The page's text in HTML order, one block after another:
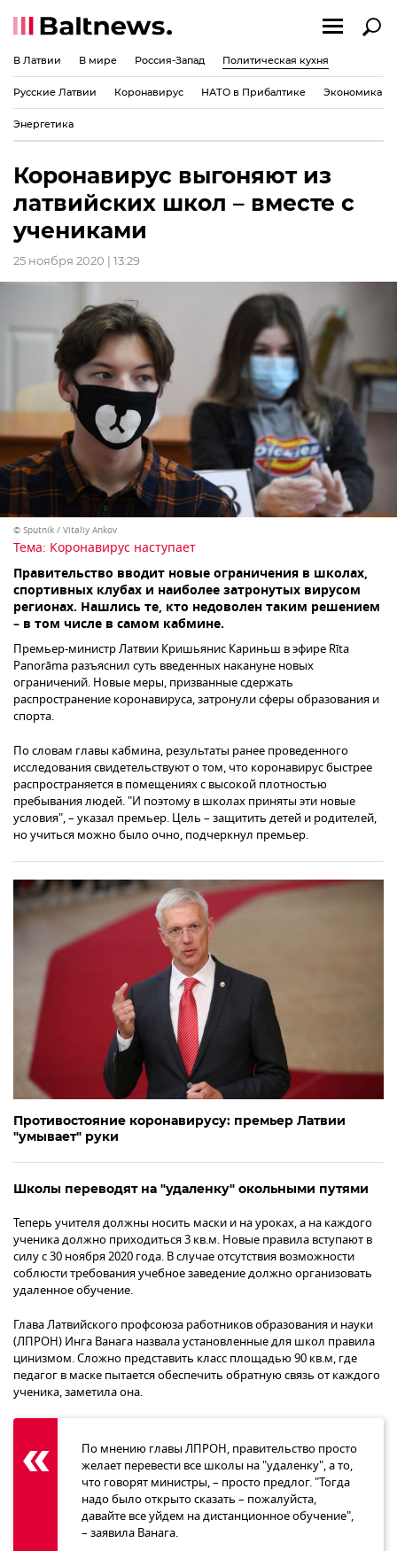
В Латвии В мире Россия-Запад Политическая кухня
Русские Латвии Коронавирус НАТО в Прибалтике Экономика
Энергетика
Коронавирус выгоняют из
латвийских школ – вместе с
учениками
25 ноября 2020 | 13:29
© Sputnik / Vitaliy Ankov
Тема: Коронавирус наступает
Правительство вводит новые ограничения в школах,
спортивных клубах и наиболее затронутых вирусом
регионах. Нашлись те, кто недоволен таким решением
– в том числе в самом кабмине.
Премьер-министр Латвии Кришьянис Кариньш в эфире Rīta
Panorāma разъяснил суть введенных накануне новых
ограничений. Новые меры, призванные сдержать
распространение коронавируса, затронули сферы образования и
спорта.
По словам главы кабмина, результаты ранее проведенного
исследования свидетельствуют о том, что коронавирус быстрее
распространяется в помещениях с высокой плотностью
пребывания людей. "И поэтому в школах приняты эти новые
условия", – указал премьер. Цель – защитить детей и родителей,
но учиться можно было очно, подчеркнул премьер.
Противостояние коронавирусу: премьер Латвии
"умывает" руки
Школы переводят на "удаленку" окольными путями
Теперь учителя должны носить маски и на уроках, а на каждого
ученика должно приходиться 3 кв.м. Новые правила вступают в
силу с 30 ноября 2020 года. В случае отсутствия возможности
соблюсти требования учебное заведение должно организовать
удаленное обучение.
Глава Латвийского профсоюза работников образования и науки
(ЛПРОН) Инга Ванага назвала установленные для школ правила
цинизмом. Сложно представить класс площадью 90 кв.м, где
педагог в маске пытается обеспечить обратную связь от каждого
ученика, заметила она.
По мнению главы ЛПРОН, правительство просто
желает перевести все школы на "удаленку", а то,
что говорят министры, – просто предлог. "Тогда
надо было открыто сказать – пожалуйста,
давайте все уйдем на дистанционное обучение",
– заявила Ванага.